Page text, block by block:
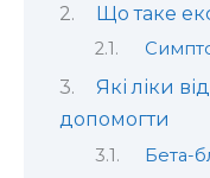
Що таке
Які ліки
допомогти
Бета-